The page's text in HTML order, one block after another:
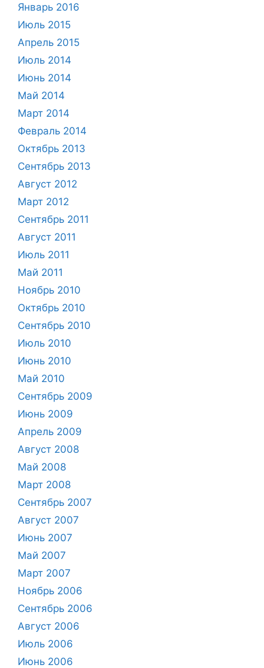
Январь 2016
Июль 2015
Апрель 2015
Июль 2014
Июнь 2014
Май 2014
Март 2014
Февраль 2014
Октябрь 2013
Сентябрь 2013
Август 2012
Март 2012
Сентябрь 2011
Август 2011
Июль 2011
Май 2011
Ноябрь 2010
Октябрь 2010
Сентябрь 2010
Июль 2010
Июнь 2010
Май 2010
Сентябрь 2009
Июнь 2009
Апрель 2009
Август 2008
Май 2008
Март 2008
Сентябрь 2007
Август 2007
Июнь 2007
Май 2007
Март 2007
Ноябрь 2006
Сентябрь 2006
Август 2006
Июль 2006
Июнь 2006